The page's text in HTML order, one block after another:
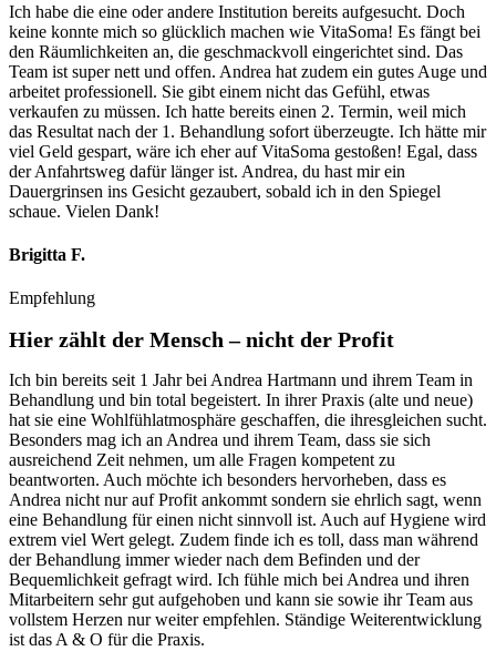
Ich habe die eine oder andere Institution bereits aufgesucht. Doch
keine konnte mich so glücklich machen wie VitaSoma! Es fängt bei
den Räumlichkeiten an, die geschmackvoll eingerichtet sind. Das
Team ist super nett und offen. Andrea hat zudem ein gutes Auge und
arbeitet professionell. Sie gibt einem nicht das Gefühl, etwas
verkaufen zu müssen. Ich hatte bereits einen 2. Termin, weil mich
das Resultat nach der 1. Behandlung sofort überzeugte. Ich hätte mir
viel Geld gespart, wäre ich eher auf VitaSoma gestoßen! Egal, dass
der Anfahrtsweg dafür länger ist. Andrea, du hast mir ein
Dauergrinsen ins Gesicht gezaubert, sobald ich in den Spiegel
schaue. Vielen Dank!
Brigitta F.
Empfehlung
Hier zählt der Mensch – nicht der Profit
Ich bin bereits seit 1 Jahr bei Andrea Hartmann und ihrem Team in
Behandlung und bin total begeistert. In ihrer Praxis (alte und neue)
hat sie eine Wohlfühlatmosphäre geschaffen, die ihresgleichen sucht.
Besonders mag ich an Andrea und ihrem Team, dass sie sich
ausreichend Zeit nehmen, um alle Fragen kompetent zu
beantworten. Auch möchte ich besonders hervorheben, dass es
Andrea nicht nur auf Profit ankommt sondern sie ehrlich sagt, wenn
eine Behandlung für einen nicht sinnvoll ist. Auch auf Hygiene wird
extrem viel Wert gelegt. Zudem finde ich es toll, dass man während
der Behandlung immer wieder nach dem Befinden und der
Bequemlichkeit gefragt wird. Ich fühle mich bei Andrea und ihren
Mitarbeitern sehr gut aufgehoben und kann sie sowie ihr Team aus
vollstem Herzen nur weiter empfehlen. Ständige Weiterentwicklung
ist das A & O für die Praxis.